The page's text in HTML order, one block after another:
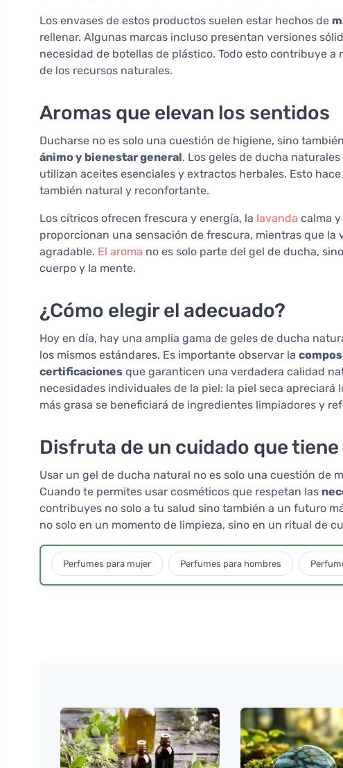
Los envases de estos productos suelen estar hechos de
rellenar. Algunas marcas incluso presentan versiones
necesidad de botellas de plástico. Todo esto contribuye
de los recursos naturales.
Aromas que elevan los sentidos
Ducharse no es solo una cuestión de higiene, sino
ánimo y bienestar general. Los geles de ducha
utilizan aceites esenciales y extractos herbales. Esto
también natural y reconfortante.
Los cítricos ofrecen frescura y energía, la lavanda calma
proporcionan una sensación de frescura, mientras que
agradable. El aroma no es solo parte del gel de ducha,
cuerpo y la mente.
¿Cómo elegir el adecuado?
Hoy en día, hay una amplia gama de geles de ducha
los mismos estándares. Es importante observar la
certificaciones que garanticen una verdadera calidad
necesidades individuales de la piel: la piel seca
más grasa se beneficiará de ingredientes limpiadores y
Disfruta de un cuidado que
Usar un gel de ducha natural no es solo una cuestión de
Cuando te permites usar cosméticos que respetan las
contribuyes no solo a tu salud sino también a un futuro
no solo en un momento de limpieza, sino en un ritual de
Perfumes para mujer Perfumes para hombres